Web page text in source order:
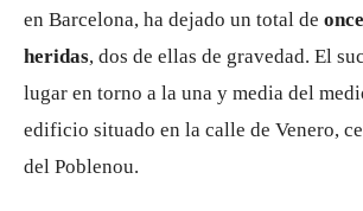
en Barcelona, ha dejado un total de
heridas, dos de ellas de gravedad. El
lugar en torno a la una y media del
edificio situado en la calle de Venero,
del Poblenou.